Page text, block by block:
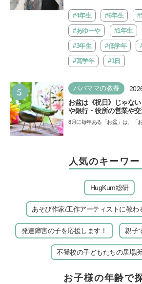
バ!!…
#4年生 #6年生
#あゆーや #1年生
#3年生 #低学年
#高学年 #1日
5 パパママの教養
お盆は《祝日》じゃな
や銀行・役所の営業や
8月に毎年ある「お盆」は、「
人気のキーワー
HugKum総研
あそび作家/工作アーティストに教わ
発達障害の子を応援します！ 親子
不登校の子どもたちの居場
お子様の年齢で